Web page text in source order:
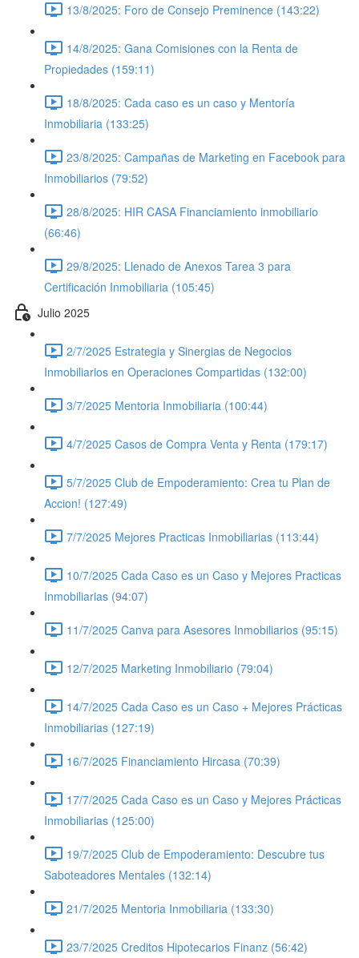
13/8/2025: Foro de Consejo Preminence (143:22)
14/8/2025: Gana Comisiones con la Renta de
Propiedades (159:11)
18/8/2025: Cada caso es un caso y Mentoría
Inmobiliaria (133:25)
23/8/2025: Campañas de Marketing en Facebook para
Inmobiliarios (79:52)
28/8/2025: HIR CASA Financiamiento inmobiliario
(66:46)
29/8/2025: Llenado de Anexos Tarea 3 para
Certificación Inmobiliaria (105:45)
Julio 2025
2/7/2025 Estrategia y Sinergias de Negocios
Inmobiliarios en Operaciones Compartidas (132:00)
3/7/2025 Mentoria Inmobiliaria (100:44)
4/7/2025 Casos de Compra Venta y Renta (179:17)
5/7/2025 Club de Empoderamiento: Crea tu Plan de
Accion! (127:49)
7/7/2025 Mejores Practicas Inmobiliarias (113:44)
10/7/2025 Cada Caso es un Caso y Mejores Practicas
Inmobiliarias (94:07)
11/7/2025 Canva para Asesores Inmobiliarios (95:15)
12/7/2025 Marketing Inmobiliario (79:04)
14/7/2025 Cada Caso es un Caso + Mejores Prácticas
Inmobiliarias (127:19)
16/7/2025 Financiamiento Hircasa (70:39)
17/7/2025 Cada Caso es un Caso y Mejores Prácticas
Inmobiliarias (125:00)
19/7/2025 Club de Empoderamiento: Descubre tus
Saboteadores Mentales (132:14)
21/7/2025 Mentoria Inmobiliaria (133:30)
23/7/2025 Creditos Hipotecarios Finanz (56:42)